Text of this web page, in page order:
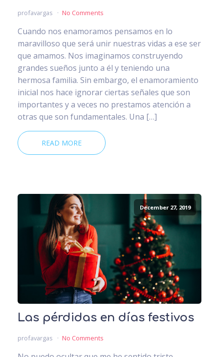
profavargas No Comments
Cuando nos enamoramos pensamos en lo
maravilloso que será unir nuestras vidas a ese ser
que amamos. Nos imaginamos construyendo
grandes sueños junto a él y teniendo una
hermosa familia. Sin embargo, el enamoramiento
inicial nos hace ignorar ciertas señales que son
importantes y a veces no prestamos atención a
otras que son fundamentales. Una […]
READ MORE
December 27, 2019
Las pérdidas en días festivos
profavargas No Comments